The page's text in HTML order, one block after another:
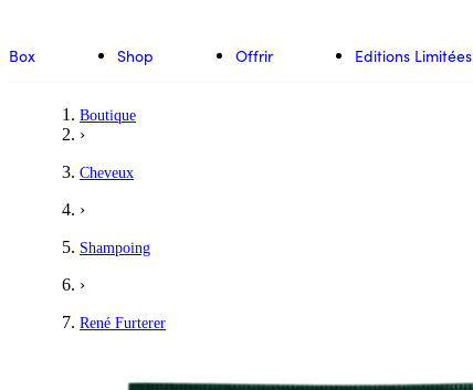
Box Shop Offrir Editions Limitées
Boutique
›
Cheveux
›
Shampoing
›
René Furterer